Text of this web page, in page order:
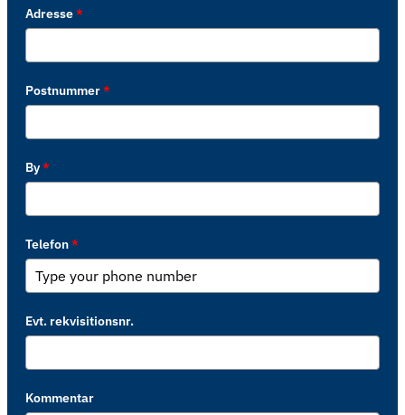
Adresse*
Postnummer*
By*
Telefon*
Evt. rekvisitionsnr.
Kommentar